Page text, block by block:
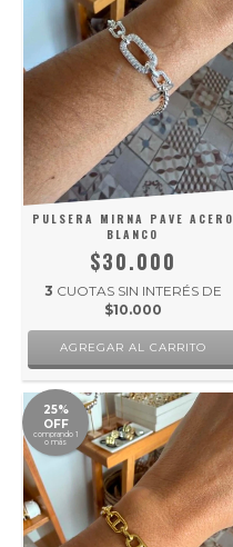
PULSERA MIRNA PAVE ACERO
BLANCO
$30.000
3 CUOTAS SIN INTERÉS DE
$10.000
25%
OFF
comprando 1
o más